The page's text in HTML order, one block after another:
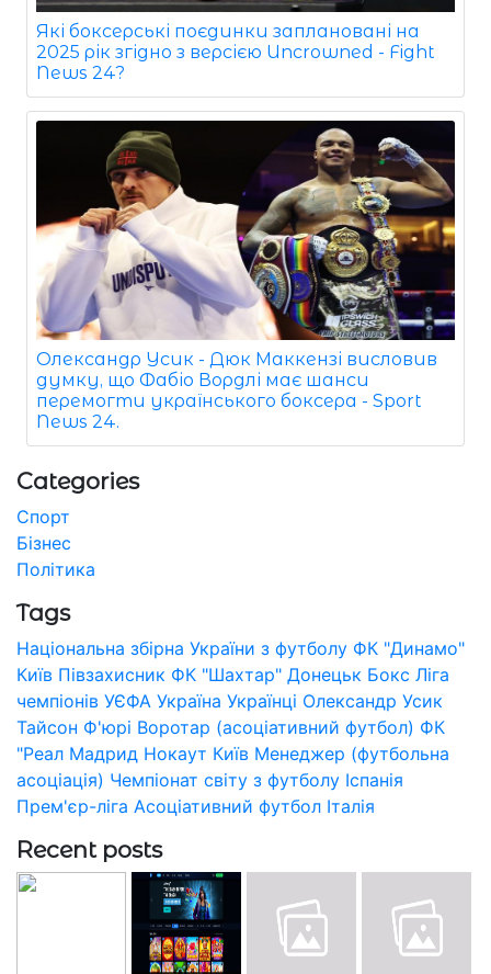
Які боксерські поєдинки заплановані на
2025 рік згідно з версією Uncrowned - Fight
News 24?
Олександр Усик - Дюк Маккензі висловив
думку, що Фабіо Вордлі має шанси
перемогти українського боксера - Sport
News 24.
Categories
Спорт
Бізнес
Політика
Tags
Національна збірна України з футболу ФК "Динамо"
Київ Півзахисник ФК "Шахтар" Донецьк Бокс Ліга
чемпіонів УЄФА Україна Українці Олександр Усик
Тайсон Ф'юрі Воротар (асоціативний футбол) ФК
"Реал Мадрид Нокаут Київ Менеджер (футбольна
асоціація) Чемпіонат світу з футболу Іспанія
Прем'єр-ліга Асоціативний футбол Італія
Recent posts